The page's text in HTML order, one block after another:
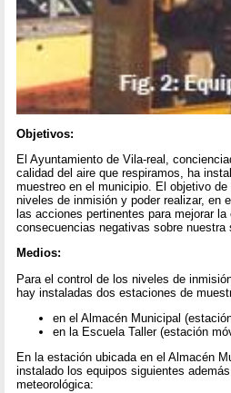
Objetivos:
El Ayuntamiento de Vila-real,
calidad del aire que respiramos, ha
muestreo en el municipio. El objetivo
niveles de inmisión y poder realizar, en
las acciones pertinentes para mejorar
consecuencias negativas sobre nuestra
Medios:
Para el control de los niveles de
hay instaladas dos estaciones de
en el Almacén Municipal
en la Escuela Taller (estación
En la estación ubicada en el Almacén
instalado los equipos siguientes
meteorológica: